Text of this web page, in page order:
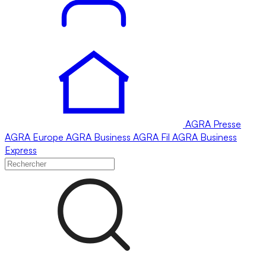
AGRA Presse
AGRA Europe AGRA Business AGRA Fil AGRA Business
Express